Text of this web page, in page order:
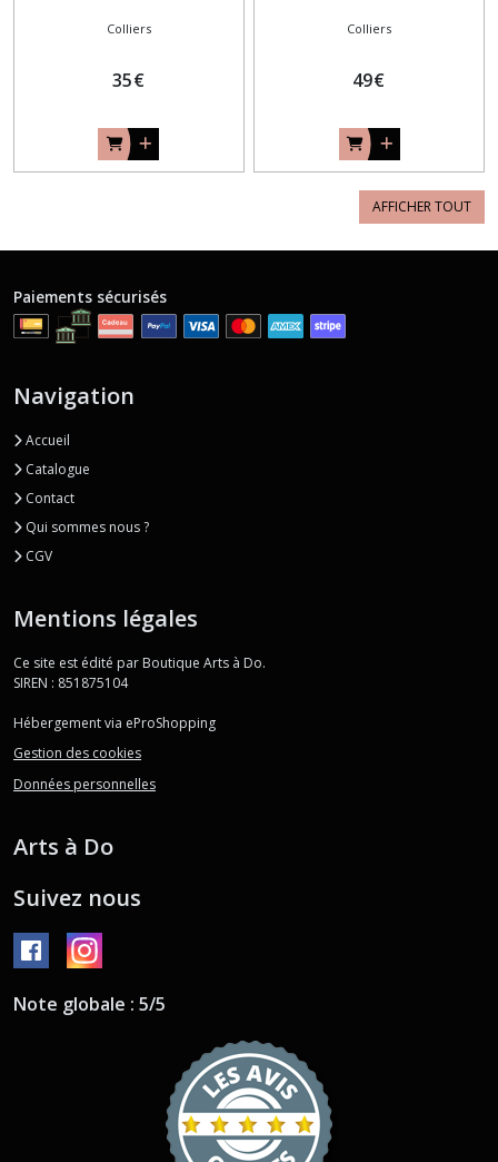
Colliers
35€
Colliers
49€
AFFICHER TOUT
Paiements sécurisés
Navigation
Accueil
Catalogue
Contact
Qui sommes nous ?
CGV
Mentions légales
Ce site est édité par Boutique Arts à Do.
SIREN : 851875104
Hébergement via eProShopping
Gestion des cookies
Données personnelles
Arts à Do
Suivez nous
Note globale : 5/5